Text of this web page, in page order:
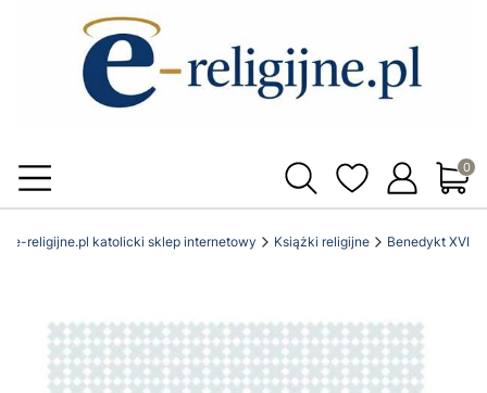
e-religijne.pl katolicki sklep internetowy Książki religijne Benedykt XVI